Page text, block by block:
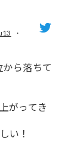
·
ら落ちて
がってき
い！